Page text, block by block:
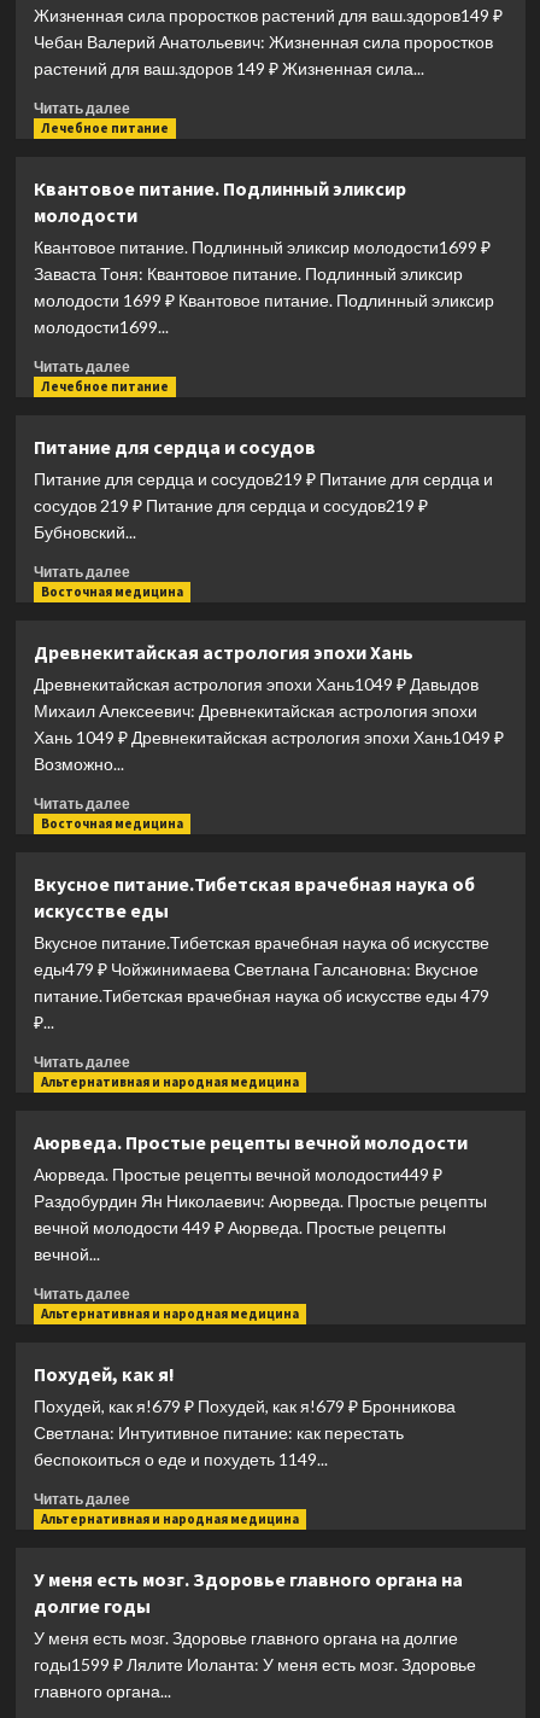
прекрасного
самочувствия.
Колит.
Дуоденит.
Энтерит.
Язва.
Жизненная сила проростков растений для ваш.здоров149 ₽
Чебан Валерий Анатольевич: Жизненная сила проростков
растений для ваш.здоров 149 ₽ Жизненная сила...
Читать далееПрочитать
больше
сила
проростков
растений
для
Лечебное питание
Квантовое питание. Подлинный эликсир
молодости
Квантовое питание. Подлинный эликсир молодости1699 ₽
Заваста Тоня: Квантовое питание. Подлинный эликсир
молодости 1699 ₽ Квантовое питание. Подлинный эликсир
молодости1699...
Читать далееПрочитать
больше
питание.
Подлинный
эликсир
Лечебное питание
Питание для сердца и сосудов
Питание для сердца и сосудов219 ₽ Питание для сердца и
сосудов 219 ₽ Питание для сердца и сосудов219 ₽
Бубновский...
Читать далееПрочитать
больше
для
сердца
и
сосудов
Восточная медицина
Древнекитайская астрология эпохи Хань
Древнекитайская астрология эпохи Хань1049 ₽ Давыдов
Михаил Алексеевич: Древнекитайская астрология эпохи
Хань 1049 ₽ Древнекитайская астрология эпохи Хань1049 ₽
Возможно...
Читать далееПрочитать
больше
астрология
эпохи
Хань
Восточная медицина
Вкусное питание.Тибетская врачебная наука об
искусстве еды
Вкусное питание.Тибетская врачебная наука об искусстве
еды479 ₽ Чойжинимаева Светлана Галсановна: Вкусное
питание.Тибетская врачебная наука об искусстве еды 479
₽...
Читать далееПрочитать
больше
питание.Тибетская
врачебная
наука
искусстве
Альтернативная и народная медицина
Аюрведа. Простые рецепты вечной молодости
Аюрведа. Простые рецепты вечной молодости449 ₽
Раздобурдин Ян Николаевич: Аюрведа. Простые рецепты
вечной молодости 449 ₽ Аюрведа. Простые рецепты
вечной...
Читать далееПрочитать
больше
Простые
рецепты
вечной
Альтернативная и народная медицина
Похудей, как я!
Похудей, как я!679 ₽ Похудей, как я!679 ₽ Бронникова
Светлана: Интуитивное питание: как перестать
беспокоиться о еде и похудеть 1149...
Читать далееПрочитать
больше
как
я!
Альтернативная и народная медицина
У меня есть мозг. Здоровье главного органа на
долгие годы
У меня есть мозг. Здоровье главного органа на долгие
годы1599 ₽ Лялите Иоланта: У меня есть мозг. Здоровье
главного органа...